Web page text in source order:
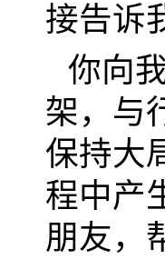
接告诉
你向
架，与
保持大
程中产
朋友，